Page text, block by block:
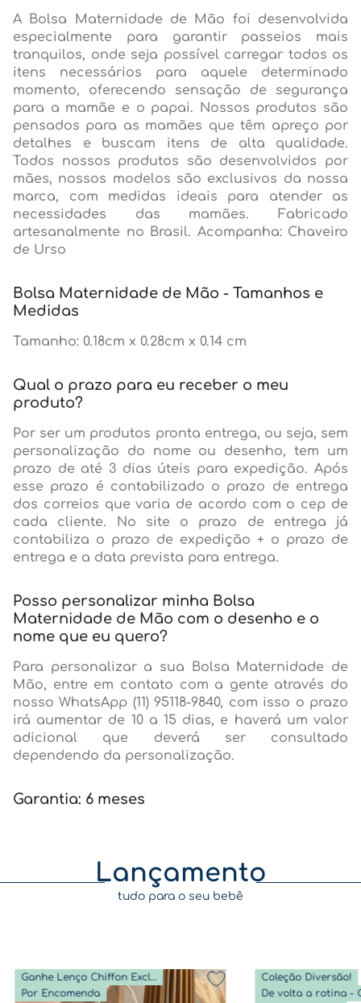
A Bolsa Maternidade de Mão foi desenvolvida
especialmente para garantir passeios mais
tranquilos, onde seja possível carregar todos os
itens necessários para aquele determinado
momento, oferecendo sensação de segurança
para a mamãe e o papai. Nossos produtos são
pensados para as mamães que têm apreço por
detalhes e buscam itens de alta qualidade.
Todos nossos produtos são desenvolvidos por
mães, nossos modelos são exclusivos da nossa
marca, com medidas ideais para atender as
necessidades das mamães. Fabricado
artesanalmente no Brasil. Acompanha: Chaveiro
de Urso
Bolsa Maternidade de Mão - Tamanhos e
Medidas
Tamanho: 0.18cm x 0.28cm x 0.14 cm
Qual o prazo para eu receber o meu
produto?
Por ser um produtos pronta entrega, ou seja, sem
personalização do nome ou desenho, tem um
prazo de até 3 dias úteis para expedição. Após
esse prazo é contabilizado o prazo de entrega
dos correios que varia de acordo com o cep de
cada cliente. No site o prazo de entrega já
contabiliza o prazo de expedição + o prazo de
entrega e a data prevista para entrega.
Posso personalizar minha Bolsa
Maternidade de Mão com o desenho e o
nome que eu quero?
Para personalizar a sua Bolsa Maternidade de
Mão, entre em contato com a gente através do
nosso WhatsApp (11) 95118-9840, com isso o prazo
irá aumentar de 10 a 15 dias, e haverá um valor
adicional que deverá ser consultado
dependendo da personalização.
Garantia: 6 meses
Lançamento
tudo para o seu bebê
Ganhe Lenço Chiffon Exclusivo
Por Encomenda
Coleção Diversão!